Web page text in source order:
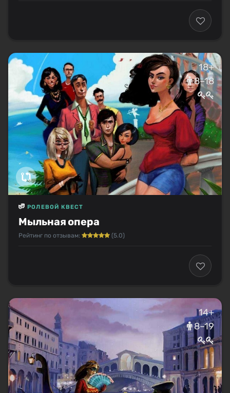
18+
8–18
Мыльная опера
РОЛЕВОЙ КВЕСТ
Рейтинг по отзывам: (5.0)
14+
8–19